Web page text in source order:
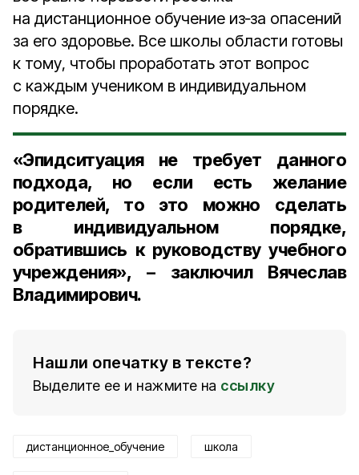
на дистанционное обучение из‑за опасений
за его здоровье. Все школы области готовы
к тому, чтобы проработать этот вопрос
с каждым учеником в индивидуальном
порядке.
«Эпидситуация не требует данного
подхода, но если есть желание
родителей, то это можно сделать
в индивидуальном порядке,
обратившись к руководству учебного
учреждения», – заключил Вячеслав
Владимирович.
Нашли опечатку в тексте?
Выделите ее и нажмите на ссылку
дистанционное_обучение школа